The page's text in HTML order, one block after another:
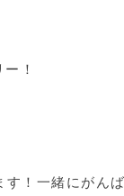
！
！一緒にがん